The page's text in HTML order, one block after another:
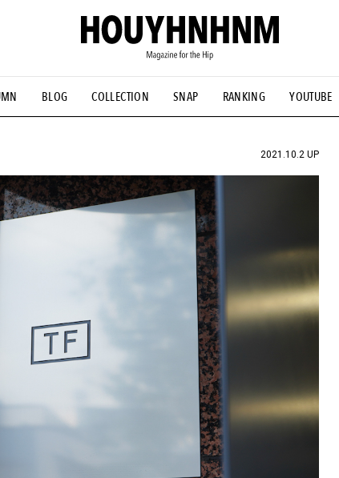
BLOG COLLECTION SNAP RANKING YOUTUBE
#古着サミット #NEW VINTAGE #マイナーグッド図鑑
#FOCUS IT #AH.H #ととけん #FASHION #MUSIC
2021.10.2 UP